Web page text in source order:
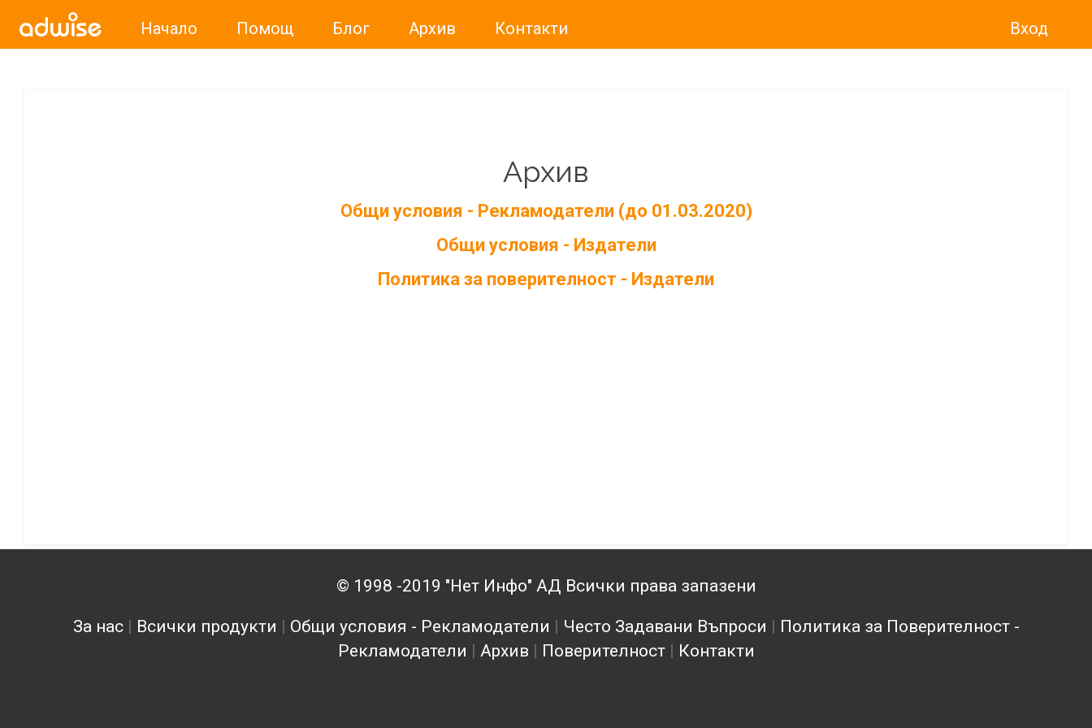
Начало Помощ Блог Архив Контакти Вход
Архив
Общи условия - Рекламодатели (до 01.03.2020)
Общи условия - Издатели
Политика за поверителност - Издатели
© 1998 -2019 "Нет Инфо" АД Всички права запазени
За нас| Всички продукти | Общи условия - Рекламодатели | Често Задавани Въпроси | Политика за Поверителност -
Рекламодатели | Архив | Поверителност| Контакти